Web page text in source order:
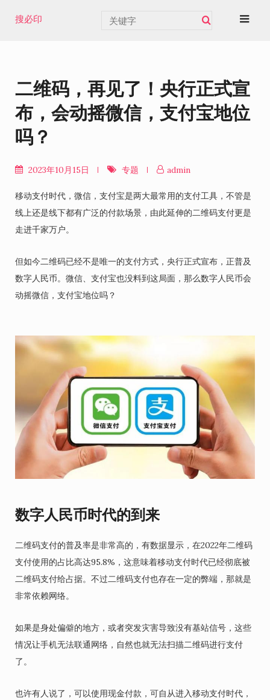
搜必印
二维码，再见了！央行正式宣
布，会动摇微信，支付宝地位
吗？
2023年10月15日 专题 admin
移动支付时代，微信，支付宝是两大最常用的支付工具，不管是
线上还是线下都有广泛的付款场景，由此延伸的二维码支付更是
走进千家万户。
但如今二维码已经不是唯一的支付方式，央行正式宣布，正普及
数字人民币。微信、支付宝也没料到这局面，那么数字人民币会
动摇微信，支付宝地位吗？
数字人民币时代的到来
二维码支付的普及率是非常高的，有数据显示，在2022年二维码
支付使用的占比高达95.8%，这意味着移动支付时代已经彻底被
二维码支付给占据。不过二维码支付也存在一定的弊端，那就是
非常依赖网络。
如果是身处偏僻的地方，或者突发灾害导致没有基站信号，这些
情况让手机无法联通网络，自然也就无法扫描二维码进行支付
了。
也许有人说了，可以使用现金付款，可自从进入移动支付时代，